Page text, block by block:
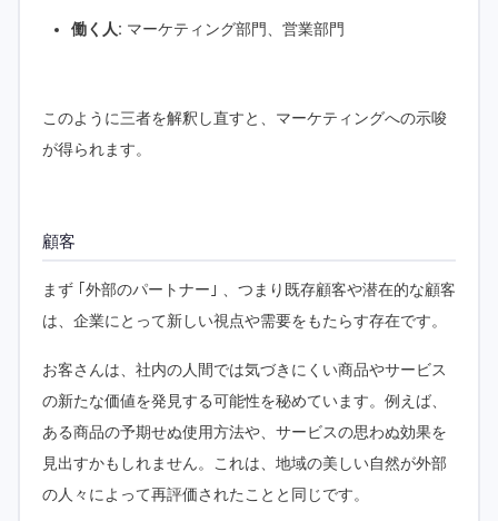
働く人: マーケティング部門、営業部門
このように三者を解釈し直すと、マーケティングへの示唆
が得られます。
顧客
まず ｢外部のパートナー｣ 、つまり既存顧客や潜在的な顧客
は、企業にとって新しい視点や需要をもたらす存在です。
お客さんは、社内の人間では気づきにくい商品やサービス
の新たな価値を発見する可能性を秘めています。例えば、
ある商品の予期せぬ使用方法や、サービスの思わぬ効果を
見出すかもしれません。これは、地域の美しい自然が外部
の人々によって再評価されたことと同じです。